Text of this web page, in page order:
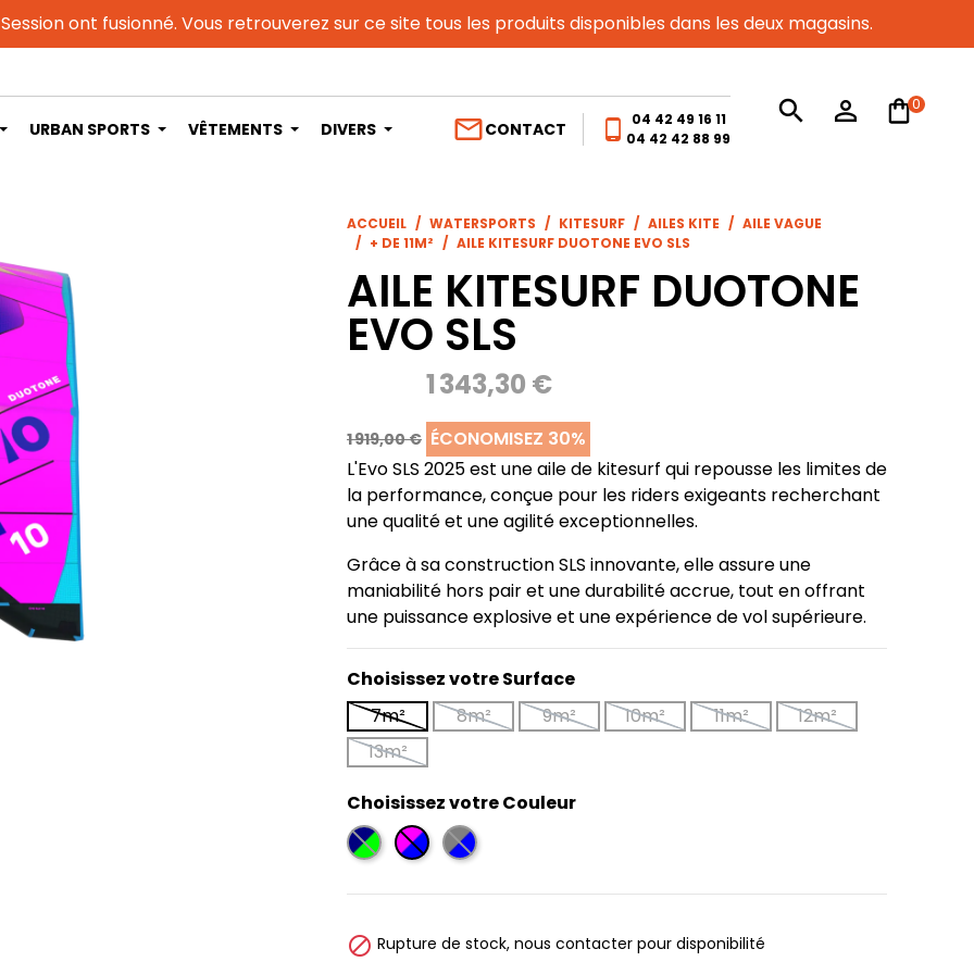
ont fusionné. Vous retrouverez sur ce site tous les produits disponibles dans les deux magasins.
URBAN SPORTS VÊTEMENTS DIVERS mail_outlineCONTACT phone_android
04 42 49 16 11
04 42 42 88 99
search person_outline 0
ACCUEIL WATERSPORTS KITESURF AILES KITE
AILE VAGUE
+ DE 11M²
AILE KITESURF DUOTONE EVO SLS
AILE KITESURF DUOTONE
EVO SLS
1 919,00 €
1 343,30 €
ÉCONOMISEZ 30%
L'Evo SLS 2025 est une aile de kitesurf qui repousse les limites de
la performance, conçue pour les riders exigeants recherchant
une qualité et une agilité exceptionnelles.
Grâce à sa construction SLS innovante, elle assure une
maniabilité hors pair et une durabilité accrue, tout en offrant
une puissance explosive et une expérience de vol supérieure.
Choisissez votre Surface
7m²
8m² 9m² 10m² 11m²
12m²
13m²
Choisissez votre Couleur
Blue/MintPink/BlueBlue/Light-Grey
 Rupture de stock, nous contacter pour disponibilité